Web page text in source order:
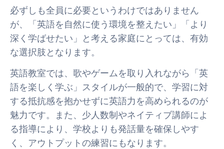
必ずしも全員に必要というわけではありません
が、「英語を自然に使う環境を整えたい」「より
深く学ばせたい」と考える家庭にとっては、有効
な選択肢となります。
英語教室では、歌やゲームを取り入れながら「英
語を楽しく学ぶ」スタイルが一般的で、学習に対
する抵抗感を抱かせずに英語力を高められるのが
魅力です。また、少人数制やネイティブ講師によ
る指導により、学校よりも発話量を確保しやす
く、アウトプットの練習にもなります。